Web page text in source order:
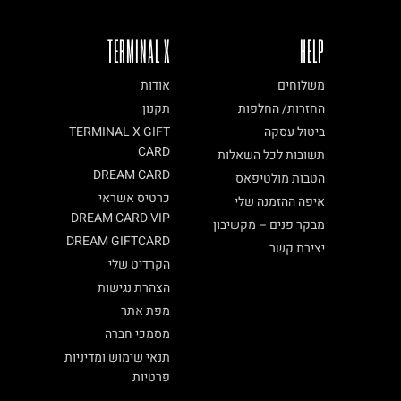
TERMINAL X
אודות
תקנון
TERMINAL X GIFT
CARD
DREAM CARD
כרטיס אשראי
DREAM CARD VIP
DREAM GIFTCARD
הקרדיט שלי
הצהרת נגישות
מפת אתר
מסמכי חברה
תנאי שימוש ומדיניות
פרטיות
HELP
משלוחים
החזרות/ החלפות
ביטול עסקה
תשובות לכל השאלות
הטבות מולטיפאס
איפה ההזמנה שלי
מבקר פנים – מקשיבון
יצירת קשר